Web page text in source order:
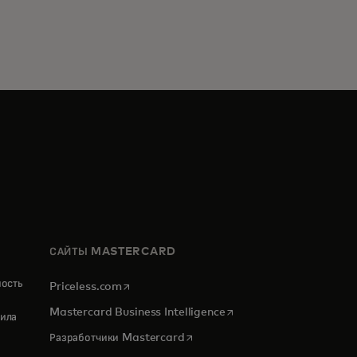
САЙТЫ MASTERCARD
Priceless.com opens in a new tab
Mastercard Business Intelligenceopens in a new tab
Разработчики Mastercardopens in a new tab